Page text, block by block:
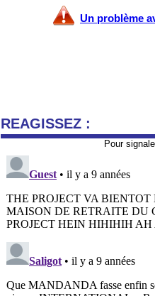
Un problème
REAGISSEZ :
Pour